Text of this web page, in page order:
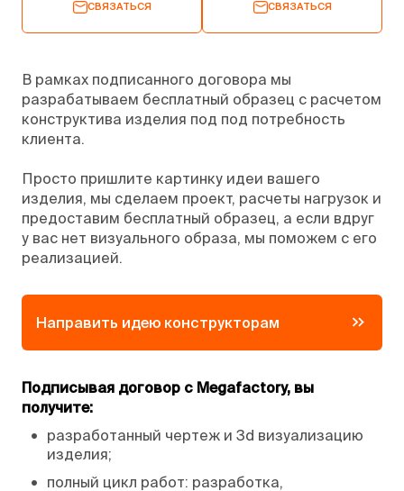
СВЯЗАТЬСЯ СВЯЗАТЬСЯ
В рамках подписанного договора мы
разрабатываем бесплатный образец с расчетом
конструктива изделия под под потребность
клиента.
Просто пришлите картинку идеи вашего
изделия, мы сделаем проект, расчеты нагрузок и
предоставим бесплатный образец, а если вдруг
у вас нет визуального образа, мы поможем с его
реализацией.
Направить идею конструкторам
Подписывая договор с Megafactory, вы
получите:
•
разработанный чертеж и 3d визуализацию
изделия;
•
полный цикл работ: разработка,